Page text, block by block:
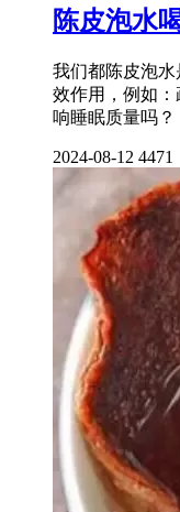
陈皮泡水
我们都陈皮泡
效作用，例如
响睡眠质量吗？
2024-08-12 4471